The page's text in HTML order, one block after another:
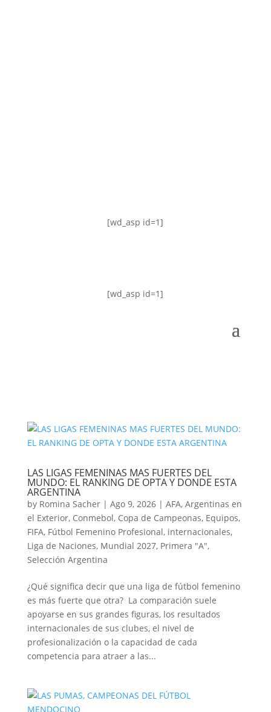
[wd_asp id=1]
[wd_asp id=1]
LAS LIGAS FEMENINAS MAS FUERTES DEL
MUNDO: EL RANKING DE OPTA Y DONDE ESTA
ARGENTINA
by Romina Sacher| Ago 9, 2026| AFA, Argentinas en
el Exterior, Conmebol, Copa de Campeonas, Equipos,
FIFA, Fútbol Femenino Profesional, internacionales,
Liga de Naciones, Mundial 2027, Primera "A",
Selección Argentina
¿Qué significa decir que una liga de fútbol femenino
es más fuerte que otra? La comparación suele
apoyarse en sus grandes figuras, los resultados
internacionales de sus clubes, el nivel de
profesionalización o la capacidad de cada
competencia para atraer a las...